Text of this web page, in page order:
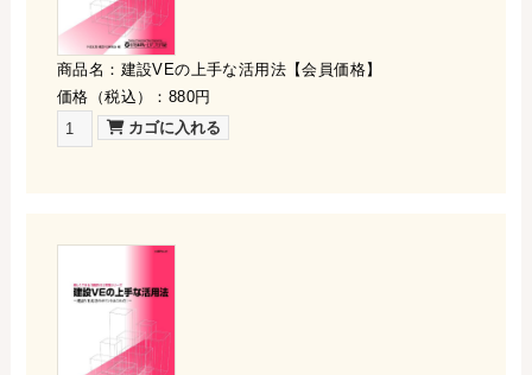
商品名：建設VEの上手な活用法【会員価格】
価格（税込）：880円